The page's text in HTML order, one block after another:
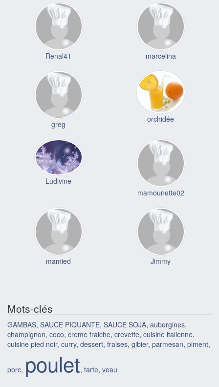
Renal41 marcelina
greg
orchidée
Ludivine
mamounette02
mamied Jimmy
Mots-clés
GAMBAS, SAUCE PIQUANTE, SAUCE SOJA, aubergines,
champignon, coco, creme fraiche, crevette, cuisine italienne,
cuisine pied noir, curry, dessert, fraises, gibier, parmesan, piment,
porc, poulet, tarte, veau